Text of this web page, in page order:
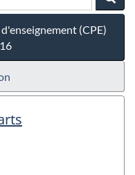
(CPE)